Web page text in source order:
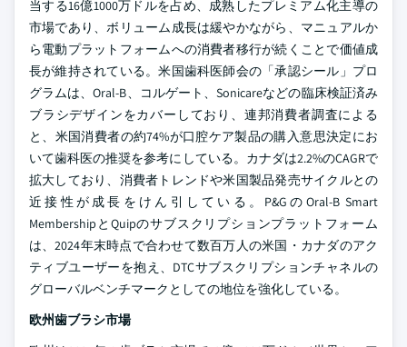
当する16億1000万ドルを占め、成熟したプレミアム化主導の
市場であり、ボリューム成長は緩やかながら、マニュアルか
ら電動プラットフォームへの消費者移行が続くことで価値成
長が維持されている。米国歯科医師会の「承認シール」プロ
グラムは、Oral-B、コルゲート、Sonicareなどの臨床検証済み
ブラシデザインをカバーしており、連邦消費者調査による
と、米国消費者の約74%が口腔ケア製品の購入意思決定にお
いて歯科医の推奨を参考にしている。カナダは2.2%のCAGRで
拡大しており、消費者トレンドや米国製品発売サイクルとの
近接性が成長をけん引している。P&GのOral-B Smart
MembershipとQuipのサブスクリプションプラットフォーム
は、2024年末時点で合わせて数百万人の米国・カナダのアク
ティブユーザーを抱え、DTCサブスクリプションチャネルの
グローバルベンチマークとしての地位を強化している。
欧州歯ブラシ市場